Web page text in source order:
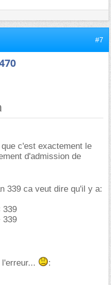
#7
c'est exactement le
d'admission de
339 ca veut dire qu'il y a:
339
339
: